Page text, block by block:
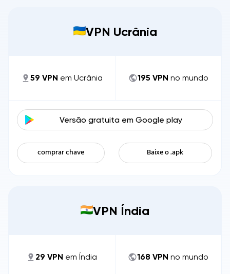
VPN Ucrânia
59 VPN em Ucrânia 195 VPN no mundo
Versão gratuita em Google play
comprar chave Baixe o .apk
VPN Índia
29 VPN emÍndia 168 VPN no mundo